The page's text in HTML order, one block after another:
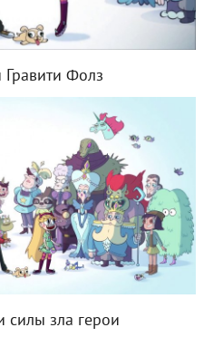
Гравити Фолз
силы зла герои